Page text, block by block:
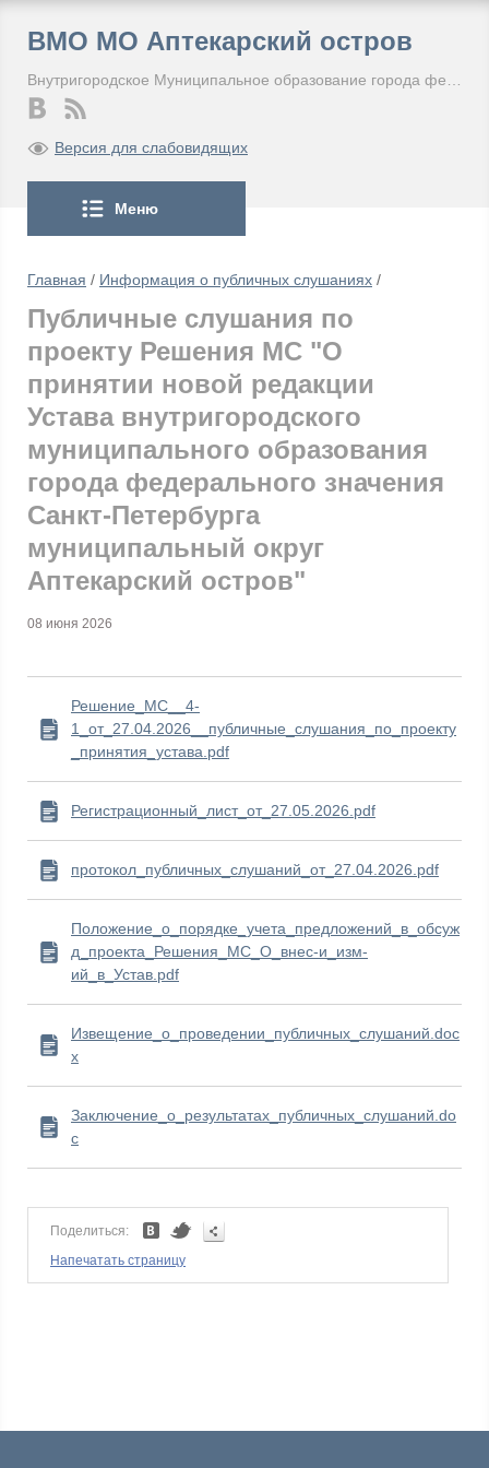
ВМО МО Аптекарский остров
Версия для слабовидящих
Меню
Главная / Информация о публичных слушаниях /
Публичные слушания по
проекту Решения МС "О
принятии новой редакции
Устава внутригородского
муниципального образования
города федерального значения
Санкт-Петербурга
муниципальный округ
Аптекарский остров"
08 июня 2026
Решение_МС__4-
1_от_27.04.2026__публичные_слушания_по_проекту
_принятия_устава.pdf
Регистрационный_лист_от_27.05.2026.pdf
протокол_публичных_слушаний_от_27.04.2026.pdf
Положение_о_порядке_учета_предложений_в_обсуж
д_проекта_Решения_МС_О_внес-и_изм-
ий_в_Устав.pdf
Извещение_о_проведении_публичных_слушаний.doc
x
Заключение_о_результатах_публичных_слушаний.do
c
Поделиться:
Напечатать страницу